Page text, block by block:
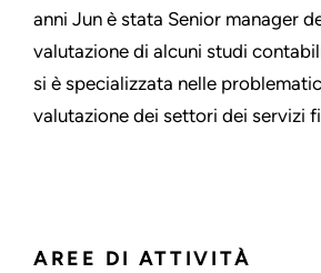
anni Jun è stata Senior manager
valutazione di alcuni studi
si è specializzata nelle
valutazione dei settori dei servizi
AREE DI ATTIVITÀ